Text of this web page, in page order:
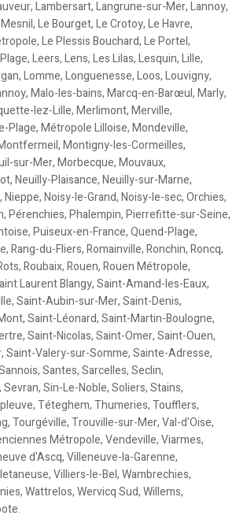
,Lambersart,Langrune-sur-Mer,Lannoy,
,Le Bourget,Le Crotoy,Le Havre,
,Le Plessis Bouchard,Le Portel,
,Leers,Lens,Les Lilas,Lesquin,Lille,
,Lomme,Longuenesse,Loos,Louvigny,
,Malo-les-bains,Marcq-en-Barœul,Marly,
lez-Lille,Merlimont,Merville,
Plage,Métropole Lilloise,Mondeville,
,Montigny-les-Cormeilles,
sur-Mer,Morbecque,Mouvaux,
,Neuilly-Plaisance,Neuilly-sur-Marne,
,Nieppe,Noisy-le-Grand,Noisy-le-sec,Orchies,
,Pérenchies,Phalempin,Pierrefitte-sur-Seine,
,Puiseux-en-France,Quend-Plage,
,Rang-du-Fliers,Romainville,Ronchin,Roncq,
,Roubaix,Rouen,Rouen Métropole,
Laurent Blangy,Saint-Amand-les-Eaux,
,Saint-Aubin-sur-Mer,Saint-Denis,
,Saint-Léonard,Saint-Martin-Boulogne,
,Saint-Nicolas,Saint-Omer,Saint-Ouen,
,Saint-Valery-sur-Somme,Sainte-Adresse,
,Santes,Sarcelles,Seclin,
,Sevran,Sin-Le-Noble,Soliers,Stains,
,Téteghem,Thumeries,Toufflers,
,Tourgéville,Trouville-sur-Mer,Val-d'Oise,
Métropole,Vendeville,Viarmes,
d'Ascq,Villeneuve-la-Garenne,
,Villiers-le-Bel,Wambrechies,
,Wattrelos,Wervicq Sud,Willems,
.